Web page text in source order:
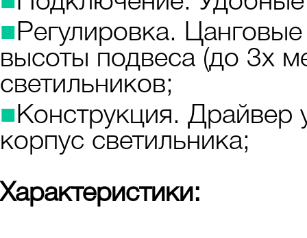
■ Регулировка.
высоты подвеса (до 3х
светильников;
■ Конструкция. Драйвер
корпус светильника;
Характеристики: